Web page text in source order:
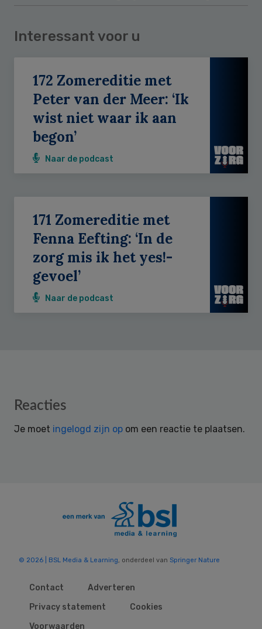
Interessant voor u
172 Zomereditie met
Peter van der Meer: ‘Ik
wist niet waar ik aan
begon’
Naar de podcast
171 Zomereditie met
Fenna Eefting: ‘In de
zorg mis ik het yes!-
gevoel’
Naar de podcast
Reader
Reacties
Je moet ingelogd zijn op om een reactie te plaatsen.
© 2026 | BSL Media & Learning, onderdeel van Springer Nature
Contact
Adverteren
Privacy statement
Cookies
Voorwaarden